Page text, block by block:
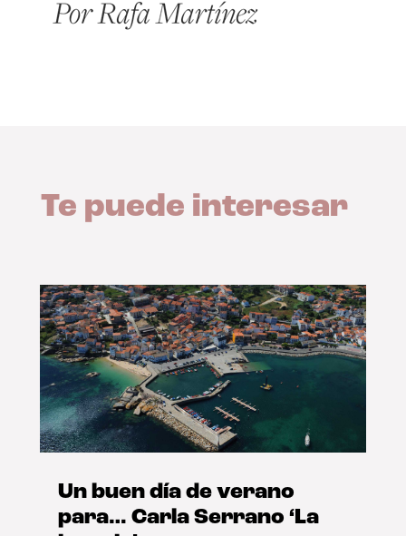
Te puede interesar
Un buen día de verano
para… Carla Serrano ‘La